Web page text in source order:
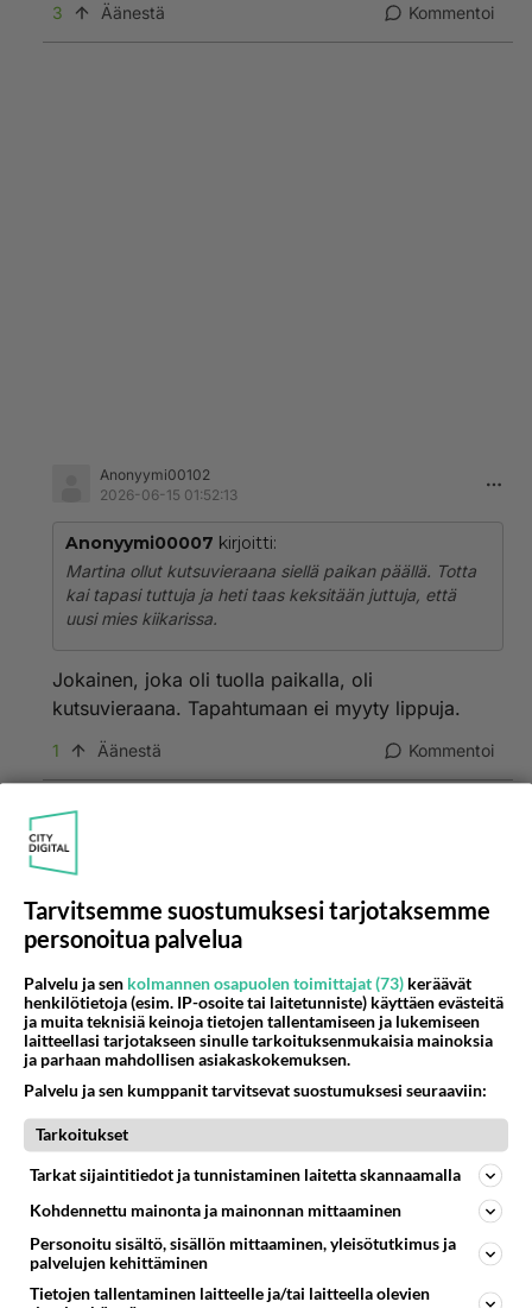
3 Äänestä Kommentoi
Anonyymi00102
2026-06-15 01:52:13
Anonyymi00007 kirjoitti:
Martina ollut kutsuvieraana siellä paikan päällä. Totta
kai tapasi tuttuja ja heti taas keksitään juttuja, että
uusi mies kiikarissa.
Jokainen, joka oli tuolla paikalla, oli
kutsuvieraana. Tapahtumaan ei myyty lippuja.
1 Äänestä Kommentoi
Anonyymi00026
Pissis on sama kuin bilehile antaa viinaa vähä ni reidet
aukiaa kenelle tahansa mitä on hyväksynnän
hakeminen tilanne on vielä huonompi jos ei sitä ole
saanu edes kotona hyväksyntää
Martina ei kelpaa enää kuin mamuille.
5 Äänestä
Anonyymi00172
2026-06-16 18:11:05
Ne on ottanu vaan miehistä mallia ei sen
kummempaa.😎
3 Äänestä Kommentoi
Tarvitsemme suostumuksesi tarjotaksemme
personoitua palvelua
Palvelu ja sen kolmannen osapuolen toimittajat (73) keräävät
henkilötietoja (esim. IP-osoite tai laitetunniste) käyttäen evästeitä
ja muita teknisiä keinoja tietojen tallentamiseen ja lukemiseen
laitteellasi tarjotakseen sinulle tarkoituksenmukaisia mainoksia
ja parhaan mahdollisen asiakaskokemuksen.
Palvelu ja sen kumppanit tarvitsevat suostumuksesi seuraaviin:
Tarkoitukset
Tarkat sijaintitiedot ja tunnistaminen laitetta skannaamalla
Kohdennettu mainonta ja mainonnan mittaaminen
Personoitu sisältö, sisällön mittaaminen, yleisötutkimus ja
palvelujen kehittäminen
Tietojen tallentaminen laitteelle ja/tai laitteella olevien